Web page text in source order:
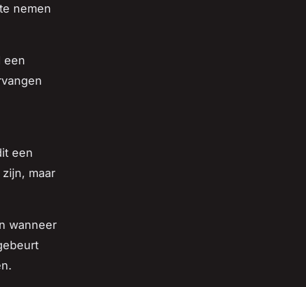
nemen
een
een
maar
wanneer